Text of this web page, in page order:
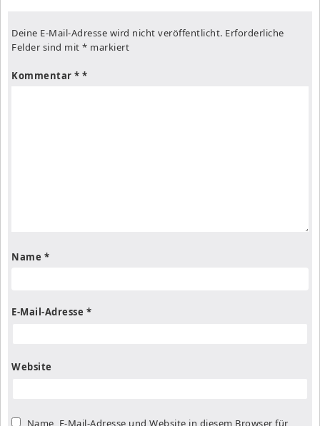
Deine E-Mail-Adresse wird nicht veröffentlicht. Erforderliche
Felder sind mit * markiert
Kommentar *
Name *
E-Mail-Adresse *
Website
Name, E-Mail-Adresse und Website in diesem Browser für